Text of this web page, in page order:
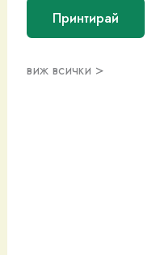
Принтирай
виж всички >